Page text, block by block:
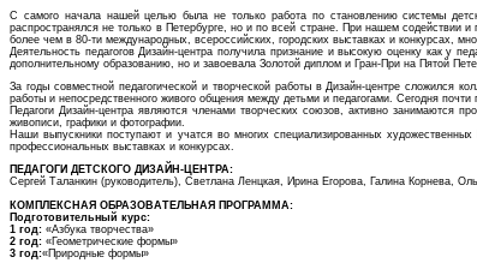
С самого начала нашей целью была не только работа по становлению системы
распространялся не только в Петербурге, но и по всей стране. При нашем содействии
более чем в 80-ти международных, всероссийских, городских выставках и конкурсах,
Деятельность педагогов Дизайн-центра получила признание и высокую оценку как у
дополнительному образованию, но и завоевала Золотой диплом и Гран-При на Пятой
За годы совместной педагогической и творческой работы в Дизайн-центре сложился
работы и непосредственного живого общения между детьми и педагогами. Сегодня почти
Педагоги Дизайн-центра являются членами творческих союзов, активно занимаются
живописи, графики и фотографии.
Наши выпускники поступают и учатся во многих специализированных
профессиональных выставках и конкурсах.
ПЕДАГОГИ ДЕТСКОГО ДИЗАЙН-ЦЕНТРА:
Сергей Таланкин (руководитель), Светлана Ленцкая, Ирина Егорова, Галина
КОМПЛЕКСНАЯ ОБРАЗОВАТЕЛЬНАЯ ПРОГРАММА:
Подготовительный курс:
1 год: «Азбука творчества»
2 год: «Геометрические формы»
3 год:«Природные формы»